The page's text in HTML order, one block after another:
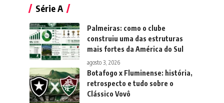
Série A
Palmeiras: como o clube
construiu uma das estruturas
mais fortes da América do Sul
agosto 3, 2026
Botafogo x Fluminense: história,
retrospecto e tudo sobre o
Clássico Vovô